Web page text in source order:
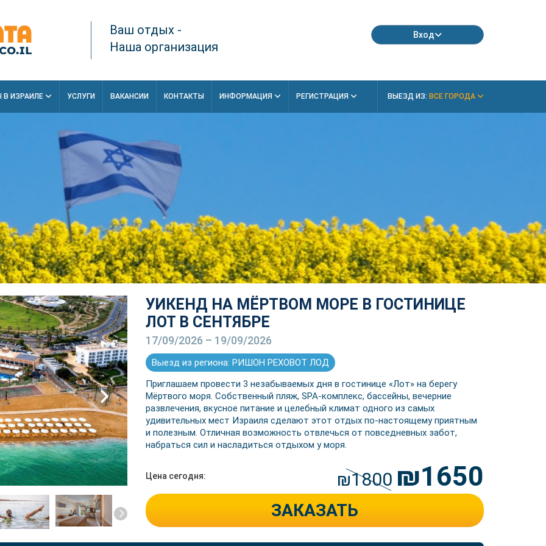
Ваш отдых -
Наша организация
Вход
В ИЗРАИЛЕ УСЛУГИ ВАКАНСИИ КОНТАКТЫ ИНФОРМАЦИЯ РЕГИСТРАЦИЯ ВЫЕЗД ИЗ: ВСЕ ГОРОДА
УИКЕНД НА МЁРТВОМ МОРЕ В ГОСТИНИЦЕ
ЛОТ В СЕНТЯБРЕ
17/09/2026 – 19/09/2026
Выезд из региона: РИШОН РЕХОВОТ ЛОД
Приглашаем провести 3 незабываемых дня в гостинице «Лот» на берегу
Мёртвого моря. Собственный пляж, SPA-комплекс, бассейны, вечерние
развлечения, вкусное питание и целебный климат одного из самых
удивительных мест Израиля сделают этот отдых по-настоящему приятным
и полезным. Отличная возможность отвлечься от повседневных забот,
набраться сил и насладиться отдыхом у моря.
Цена сегодня: ₪1800 ₪1650
ЗАКАЗАТЬ